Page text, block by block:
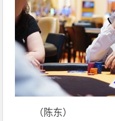
（陈东）